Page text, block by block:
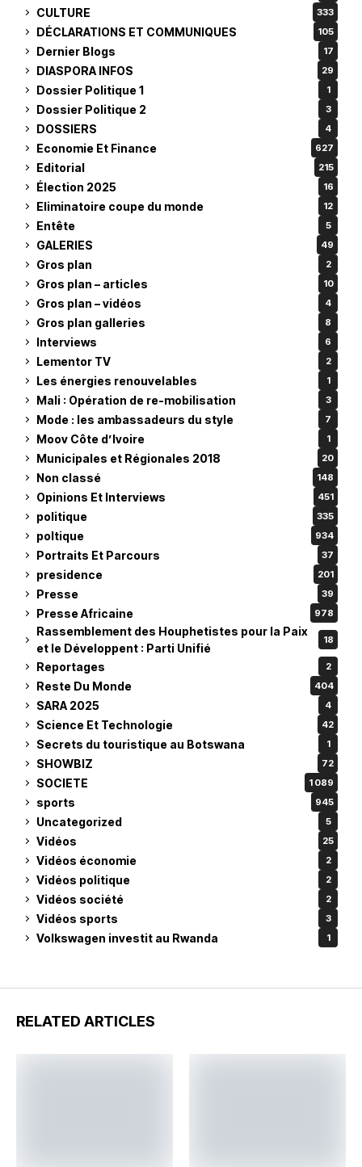
CULTURE 333
DÉCLARATIONS ET COMMUNIQUES 105
Dernier Blogs 17
DIASPORA INFOS 29
Dossier Politique 1 1
Dossier Politique 2 3
DOSSIERS 4
Economie Et Finance 627
Editorial 215
Élection 2025 16
Eliminatoire coupe du monde 12
Entête 5
GALERIES 49
Gros plan 2
Gros plan – articles 10
Gros plan – vidéos 4
Gros plan galleries 8
Interviews 6
Lementor TV 2
Les énergies renouvelables 1
Mali : Opération de re-mobilisation 3
Mode : les ambassadeurs du style 7
Moov Côte d’Ivoire 1
Municipales et Régionales 2018 20
Non classé 148
Opinions Et Interviews 451
politique 335
poltique 934
Portraits Et Parcours 37
presidence 201
Presse 39
Presse Africaine 978
Rassemblement des Houphetistes pour la Paix
et le Développent : Parti Unifié
18
Reportages 2
Reste Du Monde 404
SARA 2025 4
Science Et Technologie 42
Secrets du touristique au Botswana 1
SHOWBIZ 72
SOCIETE 1 089
sports 945
Uncategorized 5
Vidéos 25
Vidéos économie 2
Vidéos politique 2
Vidéos société 2
Vidéos sports 3
Volkswagen investit au Rwanda 1
RELATED ARTICLES